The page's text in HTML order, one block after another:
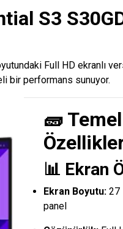
S3
Full HD ekranlı
bir performans sunuyor.
🧱
📊 Ekran
Ekran Boyutu:27
panel